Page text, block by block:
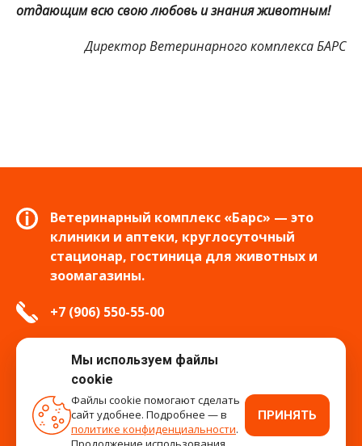
отдающим всю свою любовь и знания животным!
Директор Ветеринарного комплекса БАРС
Ветеринарный комплекс «Барс» — это
клиники и аптеки, круглосуточный
стационар, гостиница для животных и
зоомагазины.
+7 (906) 550-55-00
info.tver@bars-vet.ru
время работы
Мы используем файлы
cookie
Файлы cookie помогают сделать
сайт удобнее. Подробнее — в
политике конфиденциальности.
ПРИНЯТЬ